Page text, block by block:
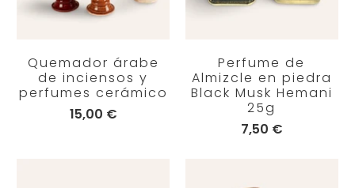
Quemador árabe
de inciensos y
perfumes cerámico
15,00 €
Perfume de
Almizcle en piedra
Black Musk Hemani
25g
7,50 €